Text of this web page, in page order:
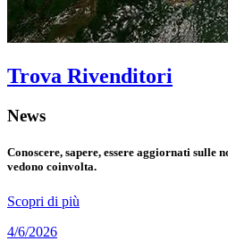
Trova Rivenditori
News
Conoscere, sapere, essere aggiornati sulle
vedono coinvolta.
Scopri di più
4/6/2026